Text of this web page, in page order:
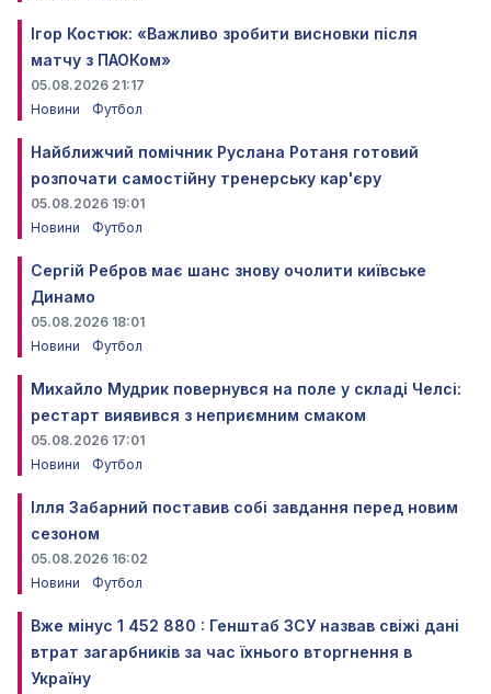
Ігор Костюк: «Важливо зробити висновки після
матчу з ПАОКом»
05.08.2026 21:17
Новини
Футбол
Найближчий помічник Руслана Ротаня готовий
розпочати самостійну тренерську кар'єру
05.08.2026 19:01
Новини
Футбол
Сергій Ребров має шанс знову очолити київське
Динамо
05.08.2026 18:01
Новини
Футбол
Михайло Мудрик повернувся на поле у складі Челсі:
рестарт виявився з неприємним смаком
05.08.2026 17:01
Новини
Футбол
Ілля Забарний поставив собі завдання перед новим
сезоном
05.08.2026 16:02
Новини
Футбол
Вже мінус 1 452 880 : Генштаб ЗСУ назвав свіжі дані
втрат загарбників за час їхнього вторгнення в
Україну